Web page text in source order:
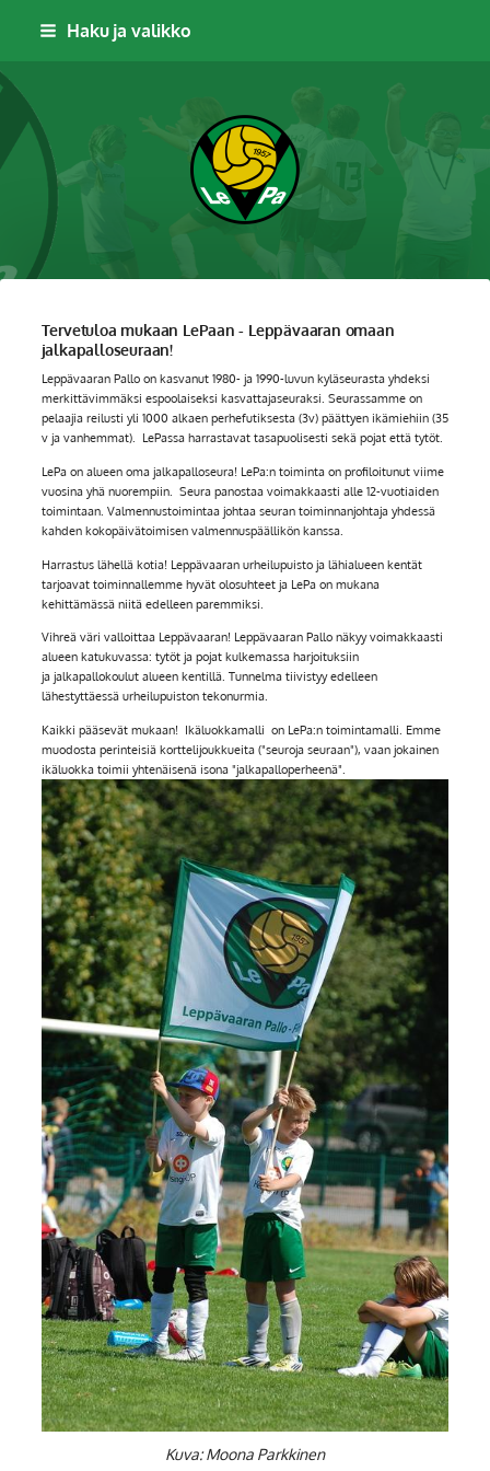
Haku ja valikko
Leppävaaran Pallo
Kuva: Moona Parkkinen
Tervetuloa mukaan LePaan - Leppävaaran omaan
jalkapalloseuraan!
Leppävaaran Pallo on kasvanut 1980- ja 1990-luvun kyläseurasta yhdeksi
merkittävimmäksi espoolaiseksi kasvattajaseuraksi. Seurassamme on
pelaajia reilusti yli 1000 alkaen perhefutiksesta (3v) päättyen ikämiehiin (35
v ja vanhemmat). LePassa harrastavat tasapuolisesti sekä pojat että tytöt.
LePa on alueen oma jalkapalloseura! LePa:n toiminta on profiloitunut viime
vuosina yhä nuorempiin. Seura panostaa voimakkaasti alle 12-vuotiaiden
toimintaan. Valmennustoimintaa johtaa seuran toiminnanjohtaja yhdessä
kahden kokopäivätoimisen valmennuspäällikön kanssa.
Harrastus lähellä kotia! Leppävaaran urheilupuisto ja lähialueen kentät
tarjoavat toiminnallemme hyvät olosuhteet ja LePa on mukana
kehittämässä niitä edelleen paremmiksi.
Vihreä väri valloittaa Leppävaaran! Leppävaaran Pallo näkyy voimakkaasti
alueen katukuvassa: tytöt ja pojat kulkemassa harjoituksiin
ja jalkapallokoulut alueen kentillä. Tunnelma tiivistyy edelleen
lähestyttäessä urheilupuiston tekonurmia.
Kaikki pääsevät mukaan! Ikäluokkamalli on LePa:n toimintamalli. Emme
muodosta perinteisiä korttelijoukkueita ("seuroja seuraan"), vaan jokainen
ikäluokka toimii yhtenäisenä isona "jalkapalloperheenä".